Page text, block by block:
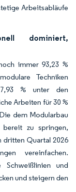
Arbeitsabläufe
dominiert,
immer 93,23 %
Techniken
% unter den
Arbeiten für 30 %
dem Modularbau
bereit zu springen,
dritten Quartal 2026
vereinfachen.
Schweißlinien und
und steigern den